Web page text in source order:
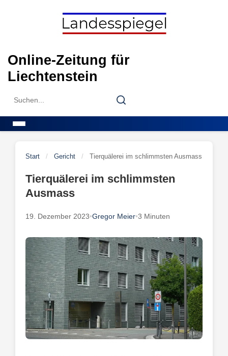
Online-Zeitung für
Liechtenstein
Search
Search
Start / Gericht / Tierquälerei im schlimmsten Ausmass
Tierquälerei im schlimmsten
Ausmass
19. Dezember 2023•Gregor Meier•3 Minuten